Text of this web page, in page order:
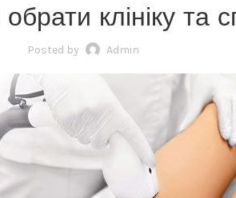
клініку та
Posted by Admin